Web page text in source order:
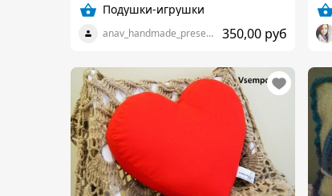
Подушки-игрушки
anav_handmade_presents 350,00 руб